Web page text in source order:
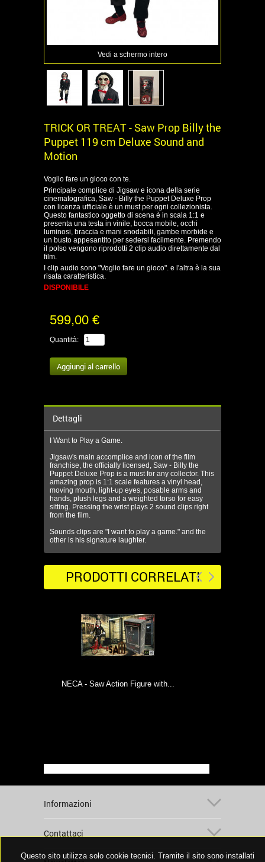
Vedi a schermo intero
TRICK OR TREAT - Saw Prop Billy the
Puppet 119 cm Deluxe Sound and
Motion
Voglio fare un gioco con te.
Principale complice di Jigsaw e icona della serie
cinematografica, Saw - Billy the Puppet Deluxe Prop
con licenza ufficiale è un must per ogni collezionista.
Questo fantastico oggetto di scena è in scala 1:1 e
presenta una testa in vinile, bocca mobile, occhi
luminosi, braccia e mani snodabili, gambe morbide e
un busto appesantito per sedersi facilmente. Premendo
il polso vengono riprodotti 2 clip audio direttamente dal
film.
I clip audio sono "Voglio fare un gioco". e l'altra è la sua
risata caratteristica.
DISPONIBILE
599,00 €
Quantità:
Dettagli
I Want to Play a Game.
Jigsaw's main accomplice and icon of the film
franchise, the officially licensed, Saw - Billy the
Puppet Deluxe Prop is a must for any collector. This
amazing prop is 1:1 scale features a vinyl head,
moving mouth, light-up eyes, posable arms and
hands, plush legs and a weighted torso for easy
sitting. Pressing the wrist plays 2 sound clips right
from the film.
Sounds clips are "I want to play a game." and the
other is his signature laughter.
PRODOTTI CORRELATI
NECA - Saw Action Figure with...
Informazioni
Contattaci
Questo sito utilizza solo cookie tecnici. Tramite il sito sono installati